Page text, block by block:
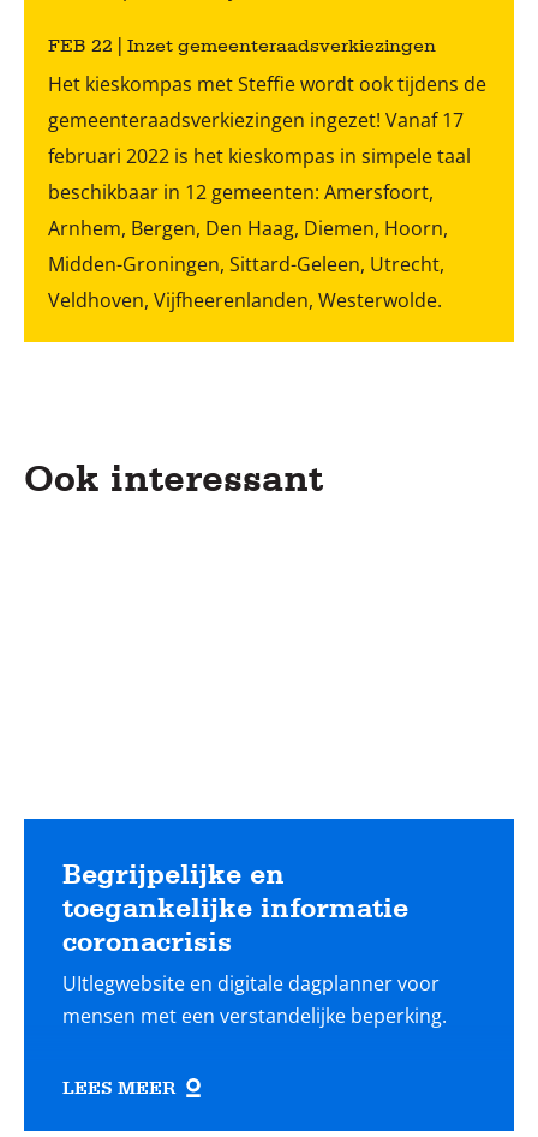
FEB 22 | Inzet gemeenteraadsverkiezingen
Het kieskompas met Steffie wordt ook tijdens de
gemeenteraadsverkiezingen ingezet! Vanaf 17
februari 2022 is het kieskompas in simpele taal
beschikbaar in 12 gemeenten: Amersfoort,
Arnhem, Bergen, Den Haag, Diemen, Hoorn,
Midden-Groningen, Sittard-Geleen, Utrecht,
Veldhoven, Vijfheerenlanden, Westerwolde.
Ook interessant
Begrijpelijke en
toegankelijke informatie
coronacrisis
UItlegwebsite en digitale dagplanner voor
mensen met een verstandelijke beperking.
LEES MEER